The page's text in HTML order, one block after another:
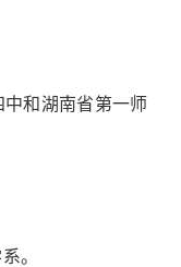
和湖南省第一师
。